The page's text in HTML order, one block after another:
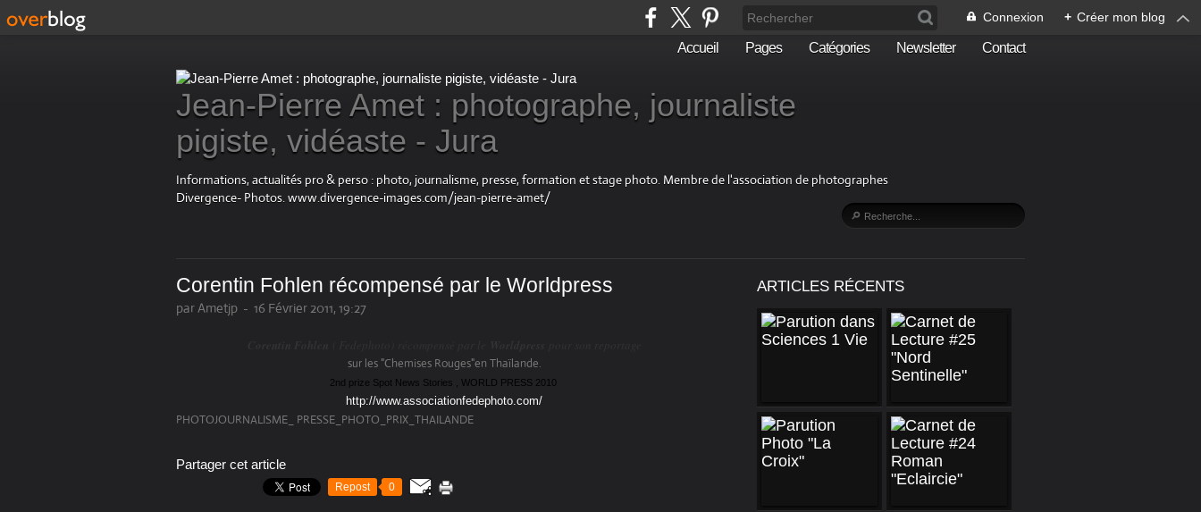
Connexion + Créer mon blog
Accueil Pages Catégories Newsletter Contact
Jean-Pierre Amet : photographe, journaliste
pigiste, vidéaste - Jura
Informations, actualités pro & perso : photo, journalisme, presse, formation et stage photo. Membre de l'association de photographes
Divergence- Photos. www.divergence-images.com/jean-pierre-amet/
Corentin Fohlen récompensé par le Worldpress
par Ametjp - 16 Février 2011, 19:27
sur les "Chemises Rouges"en Thaïlande.
2nd prize Spot News Stories , WORLD PRESS 2010
http://www.associationfedephoto.com/
PHOTOJOURNALISME_ PRESSE_PHOTO_PRIX_THAILANDE
Partager cet article
Repost 0
ARTICLES RÉCENTS